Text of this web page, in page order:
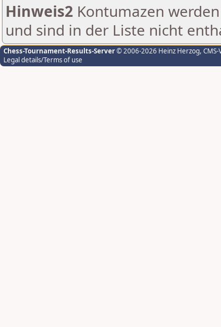
Hinweis2 Kontumazen
und sind in der Liste nicht
Chess-Tournament-Results-Server© 2006-2026 Heinz Herzog,
Legal details/Terms of use